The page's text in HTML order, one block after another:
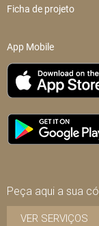
Ficha de projeto
App Mobile
Peça aqui a sua
VER SERVIÇOS